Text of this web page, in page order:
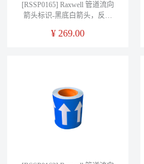
[RSSP0165] Raxwell 管道流向
箭头标识-黑底白箭头，反光
150mm*20m
¥ 269.00